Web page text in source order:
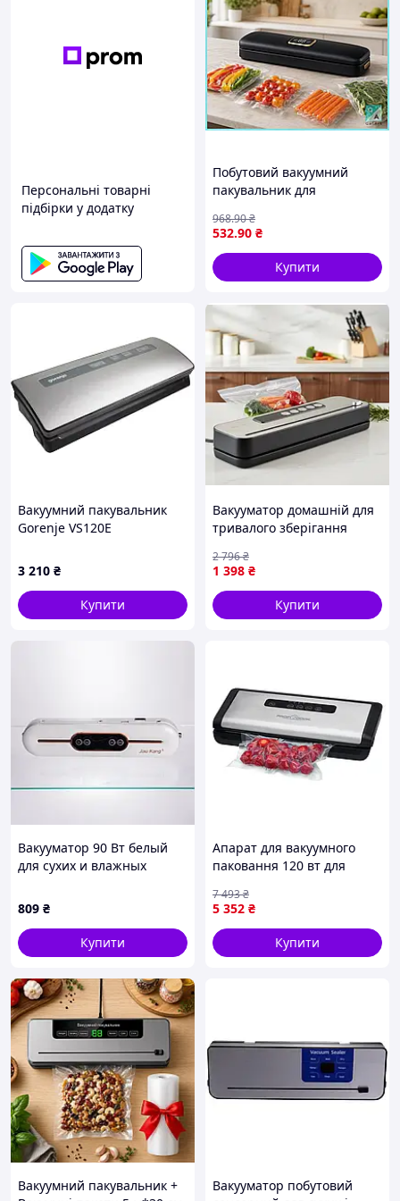
Персональні товарні
підбірки у додатку
Побутовий вакуумний
пакувальник для
продуктів у комплекті з
набором пакетів Гал1
532.90 ₴
968.90₴
Купити
Вакуумний пакувальник
Gorenje VS120E
3 210 ₴
Купити
Вакууматор домашній для
тривалого зберігання
роботи, Вакуумний
пакувальник для продуктів
1 398 ₴
2 796₴
Купити
Вакууматор 90 Вт белый
для сухих и влажных
11-15W ЕКОБОКС
809 ₴
Купити
Апарат для вакуумного
паковання 120 вт для
пакетів неіржавка сталь
Profi Cook FK-7506
5 352 ₴
7 493₴
Купити
Вакуумний пакувальник +
Вакууматор побутовий